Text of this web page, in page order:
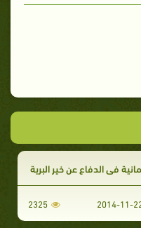
في الدفاع عن خير البرية
2325